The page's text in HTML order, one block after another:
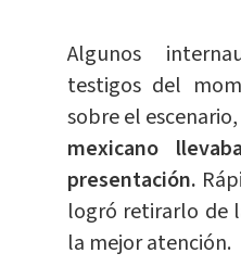
Algunos
testigos del
sobre el escenario,
mexicano
presentación.
logró retirarlo de
la mejor atención.